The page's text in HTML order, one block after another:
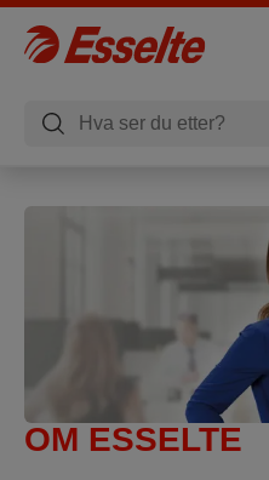
OM ESSELTE